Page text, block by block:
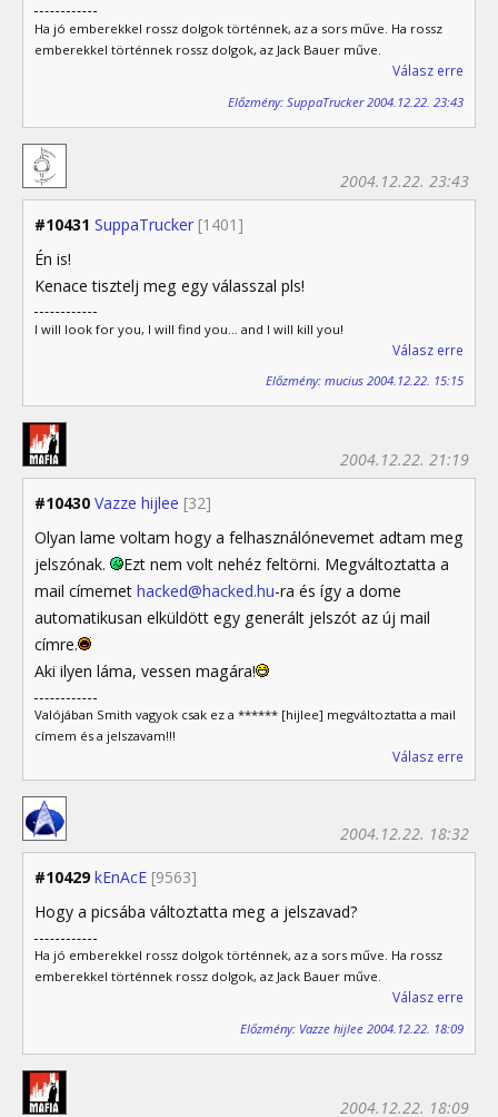
Ha jó emberekkel rossz dolgok történnek, az a sors műve. Ha rossz
emberekkel történnek rossz dolgok, az Jack Bauer műve.
Válasz erre
Előzmény: SuppaTrucker 2004.12.22. 23:43
#10431 SuppaTrucker [1401]
2004.12.22. 23:43
Én is!
Kenace tisztelj meg egy válasszal pls!
I will look for you, I will find you... and I will kill you!
Válasz erre
Előzmény: mucius 2004.12.22. 15:15
#10430 Vazze hijlee [32]
2004.12.22. 21:19
Olyan lame voltam hogy a felhasználónevemet adtam meg
jelszónak.
Ezt nem volt nehéz feltörni. Megváltoztatta a
mail címemet hacked@hacked.hu-ra és így a dome
automatikusan elküldött egy generált jelszót az új mail
címre.
Aki ilyen láma, vessen magára!
Valójában Smith vagyok csak ez a ****** [hijlee] megváltoztatta a mail
címem és a jelszavam!!!
Válasz erre
#10429 kEnAcE [9563]
2004.12.22. 18:32
Hogy a picsába változtatta meg a jelszavad?
Ha jó emberekkel rossz dolgok történnek, az a sors műve. Ha rossz
emberekkel történnek rossz dolgok, az Jack Bauer műve.
Válasz erre
Előzmény: Vazze hijlee 2004.12.22. 18:09
2004.12.22. 18:09